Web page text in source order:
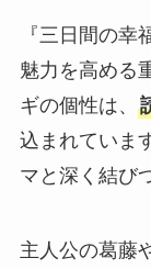
『三日間の
魅力を高める
ギの個性は、
込まれていま
マと深く結び
主人公の葛藤